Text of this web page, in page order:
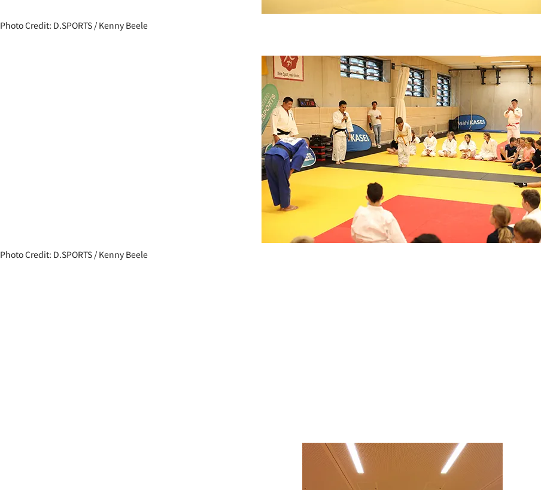
Photo Credit: D.SPORTS / Kenny Beele
Photo Credit: D.SPORTS / Kenny Beele